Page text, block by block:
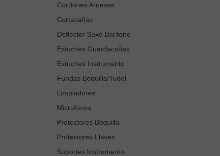
Cordones Arneses
Cortacañas
Deflector Saxo Baritono
Estuches Guardacañas
Estuches Instrumento
Fundas Boquilla/Tudel
Limpiadores
Microfonos
Protectores Boquilla
Protectores Llaves
Soportes Instrumento